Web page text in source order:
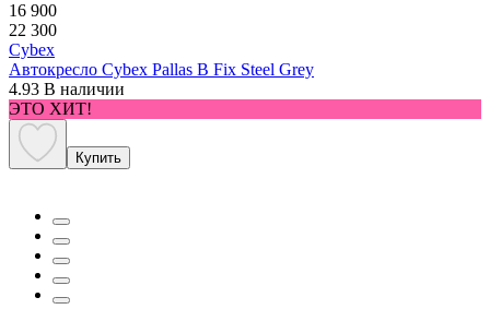
16 900
22 300
Cybex
Автокресло Cybex Pallas B Fix Steel Grey
4.93 В наличии
ЭТО ХИТ!
Купить